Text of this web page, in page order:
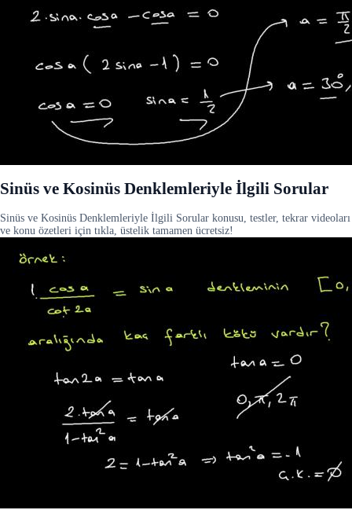
Sinüs ve Kosinüs Denklemleriyle İlgili Sorular
Sinüs ve Kosinüs Denklemleriyle İlgili Sorular konusu, testler, tekrar videoları
ve konu özetleri için tıkla, üstelik tamamen ücretsiz!